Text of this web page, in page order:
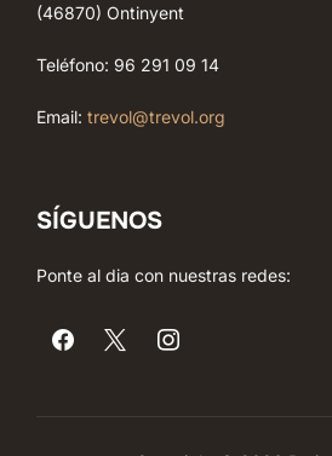
(46870) Ontinyent
Teléfono: 96 291 09 14
Email: trevol@trevol.org
SÍGUENOS
Ponte al dia con nuestras redes: